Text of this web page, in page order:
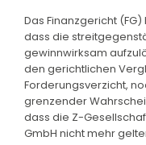
Das Finanzgericht
dass die
gewinnwirksam
den gerichtlichen
Forderungsverzicht,
grenzender
dass die Z-
GmbH nicht mehr